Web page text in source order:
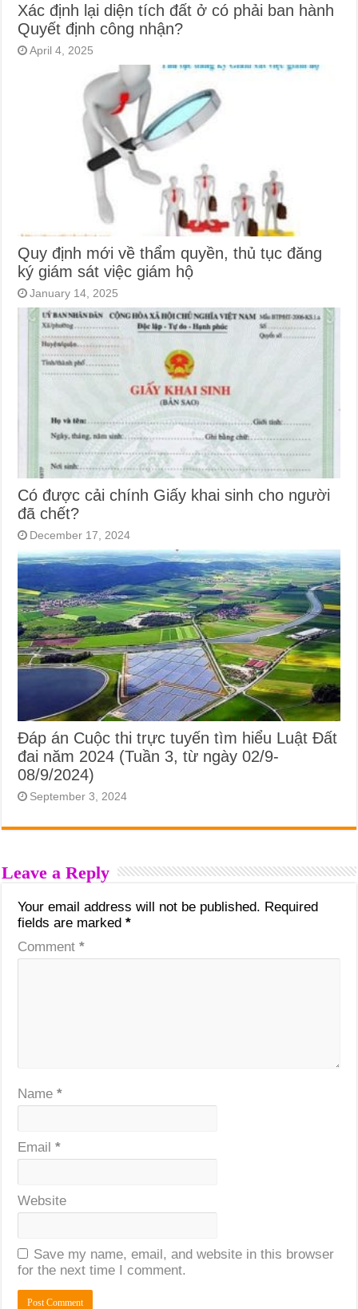
Xác định lại diện tích đất ở có phải ban hành
Quyết định công nhận?
April 4, 2025
Quy định mới về thẩm quyền, thủ tục đăng
ký giám sát việc giám hộ
January 14, 2025
Có được cải chính Giấy khai sinh cho người
đã chết?
December 17, 2024
Đáp án Cuộc thi trực tuyến tìm hiểu Luật Đất
đai năm 2024 (Tuần 3, từ ngày 02/9-
08/9/2024)
September 3, 2024
Leave a Reply
Your email address will not be published. Required
fields are marked*
Comment*
Name*
Email*
Website
Save my name, email, and website in this browser
for the next time I comment.